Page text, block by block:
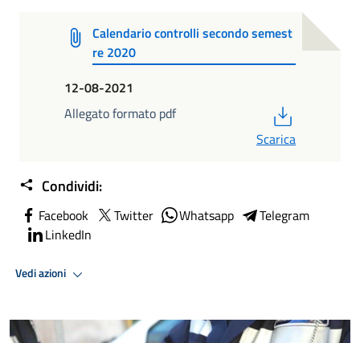
Calendario controlli secondo semest
re 2020
12-08-2021
Allegato formato pdf
Scarica
Condividi:
Facebook Twitter Whatsapp
Telegram
LinkedIn
Vedi azioni